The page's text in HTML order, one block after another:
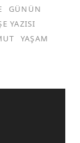
GÜNÜN
YAZISI
YAŞAM